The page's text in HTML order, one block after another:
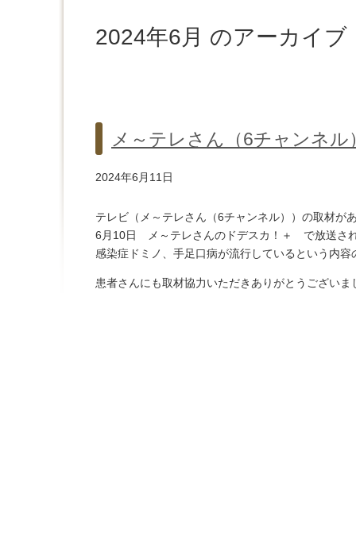
2024年6月 のアーカイブ
メ～テレさん（6チャンネ
2024年6月11日
テレビ（メ～テレさん（6チャンネル））の取材が
6月10日 メ～テレさんのドデスカ！＋ で放送さ
感染症ドミノ、手足口病が流行しているという内容
患者さんにも取材協力いただきありがとうございま